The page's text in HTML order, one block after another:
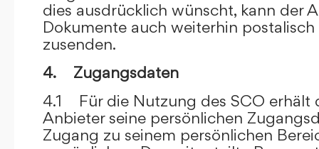
dies ausdrücklich wünscht, kann der
Dokumente auch weiterhin
zusenden.
4. Zugangsdaten
4.1 Für die Nutzung des SCO erhält
Anbieter seine persönlichen
Zugang zu seinem persönlichen